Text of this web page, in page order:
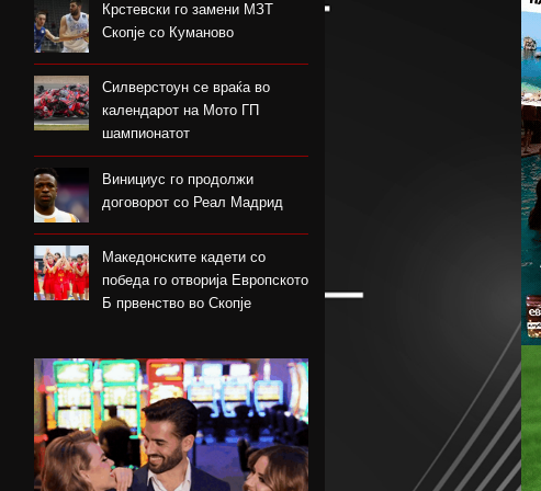
Крстевски го замени МЗТ
Скопје со Куманово
Силверстоун се враќа во
календарот на Мото ГП
шампионатот
Винициус го продолжи
договорот со Реал Мадрид
Македонските кадети со
победа го отворија Европското
Б првенство во Скопје
првиот меч против Хибернијан
Реал го официјализира
рекордниот трансфер на
Диоманде